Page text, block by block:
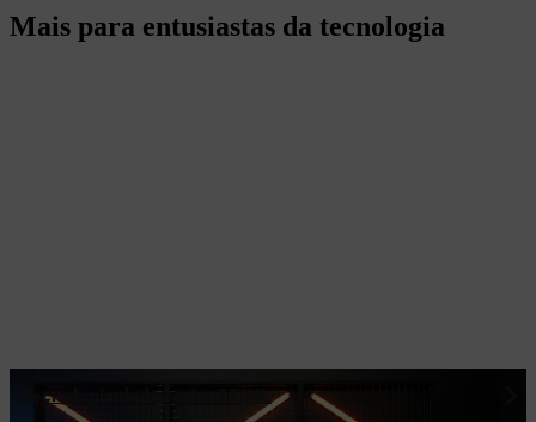
Mais para entusiastas da tecnologia
Tecnologia de baterias STIHL